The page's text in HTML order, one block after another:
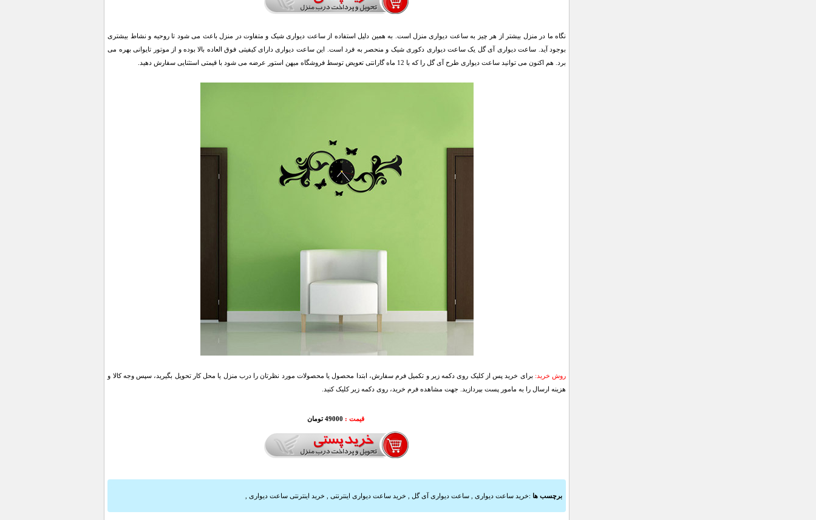
نگاه ما در منزل بیشتر از هر چیز به ساعت دیواری منزل است. به همین دلیل استفاده از ساعت دیواری شیک و متفاوت در منزل باعث می شود تا روحیه و نشاط بیشتری
بوجود آید. ساعت دیواری آی گل یک ساعت دیواری دکوری شیک و منحصر به فرد است. این ساعت دیواری دارای کیفیتی فوق العاده بالا بوده و از موتور تایوانی بهره می
برد. هم اکنون می توانید ساعت دیواری طرح آی گل را که با 12 ماه گارانتی تعویض توسط فروشگاه میهن استور عرضه می شود با قیمتی استثنایی سفارش دهید.
روش خرید: برای خرید پس از کلیک روی دکمه زیر و تکمیل فرم سفارش، ابتدا محصول یا محصولات مورد نظرتان را درب منزل یا محل کار تحویل بگیرید، سپس وجه کالا و
هزینه ارسال را به مامور پست بپردازید. جهت مشاهده فرم خرید، روی دکمه زیر کلیک کنید.
قیمت : 49000 تومان
برچسب ها :خرید ساعت دیواری ساعت دیواری آی گل خرید ساعت دیواری اینترنتی خرید اینترنتی ساعت دیواری